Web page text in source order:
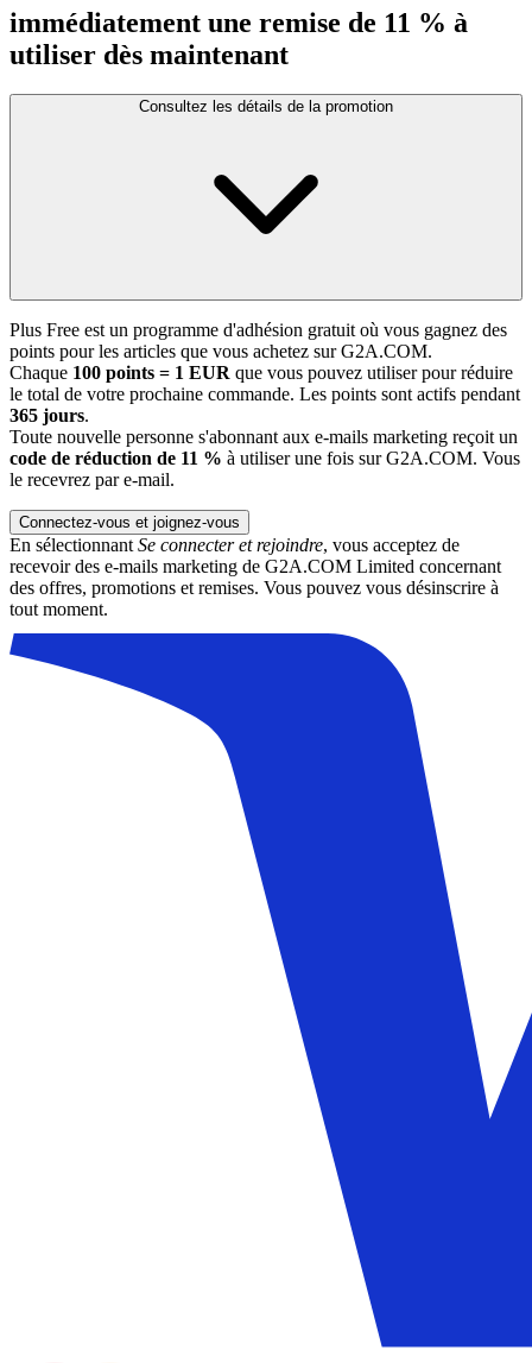
immédiatement une remise de 11 % à
utiliser dès maintenant
Consultez les détails de la promotion
Plus Free est un programme d'adhésion gratuit où vous gagnez des
points pour les articles que vous achetez sur G2A.COM.
Chaque 100 points = 1 EUR que vous pouvez utiliser pour réduire
le total de votre prochaine commande. Les points sont actifs pendant
365 jours.
Toute nouvelle personne s'abonnant aux e-mails marketing reçoit un
code de réduction de 11 % à utiliser une fois sur G2A.COM. Vous
le recevrez par e-mail.
Connectez-vous et joignez-vous
En sélectionnantSe connecter et rejoindre, vous acceptez de
recevoir des e-mails marketing de G2A.COM Limited concernant
des offres, promotions et remises. Vous pouvez vous désinscrire à
tout moment.